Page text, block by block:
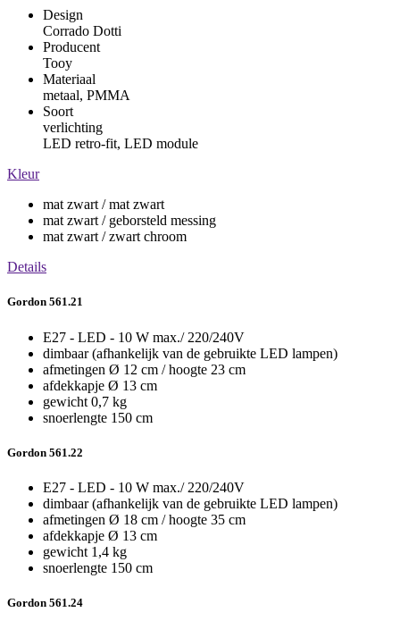
Design
Corrado Dotti
Producent
Tooy
Materiaal
metaal, PMMA
Soort
verlichting
LED retro-fit, LED module
Kleur
mat zwart / mat zwart
mat zwart / geborsteld messing
mat zwart / zwart chroom
Details
Gordon 561.21
E27 - LED - 10 W max./ 220/240V
dimbaar (afhankelijk van de gebruikte LED lampen)
afmetingen Ø 12 cm / hoogte 23 cm
afdekkapje Ø 13 cm
gewicht 0,7 kg
snoerlengte 150 cm
Gordon 561.22
E27 - LED - 10 W max./ 220/240V
dimbaar (afhankelijk van de gebruikte LED lampen)
afmetingen Ø 18 cm / hoogte 35 cm
afdekkapje Ø 13 cm
gewicht 1,4 kg
snoerlengte 150 cm
Gordon 561.24